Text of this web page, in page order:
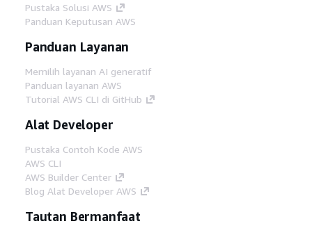
Pustaka Solusi AWS
Panduan Keputusan AWS
Panduan Layanan
Memilih layanan AI generatif
Panduan layanan AWS
Tutorial AWS CLI di GitHub
Alat Developer
Pustaka Contoh Kode AWS
AWS CLI
AWS Builder Center
Blog Alat Developer AWS
Tautan Bermanfaat